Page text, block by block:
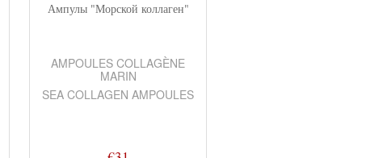
Ампулы "Морской коллаген"
AMPOULES COLLAGÈNE
MARIN
SEA COLLAGEN AMPOULES